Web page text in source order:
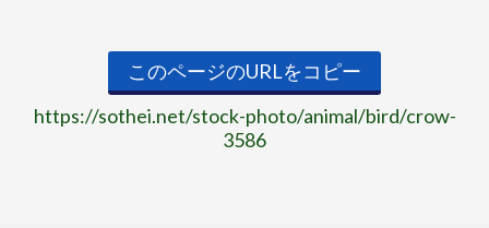
このページのURLをコピー
https://sothei.net/stock-photo/animal/bird/crow-
3586